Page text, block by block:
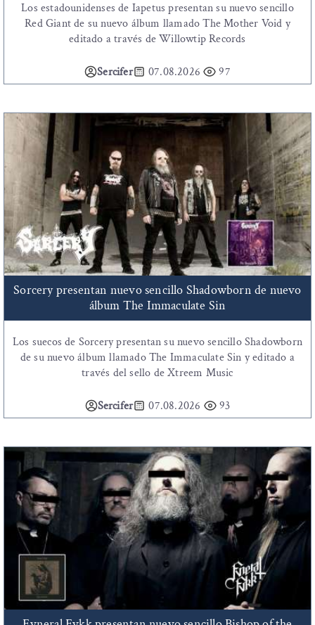
Los estadounidenses de Iapetus presentan su nuevo sencillo
Red Giant de su nuevo álbum llamado The Mother Void y
editado a través de Willowtip Records
Sercifer 07.08.2026 97
Sorcery presentan nuevo sencillo Shadowborn de nuevo
álbum The Immaculate Sin
Los suecos de Sorcery presentan su nuevo sencillo Shadowborn
de su nuevo álbum llamado The Immaculate Sin y editado a
través del sello de Xtreem Music
Sercifer 07.08.2026 93